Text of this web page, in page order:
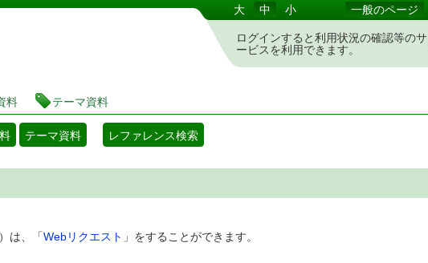
検索・予約システム 大 中 小 一般のページ
ログインすると利用状況の確認等のサ
ービスを利用できます。
料 テーマ資料
テーマ資料 レファレンス検索
は、「Webリクエスト 」をすることができます。